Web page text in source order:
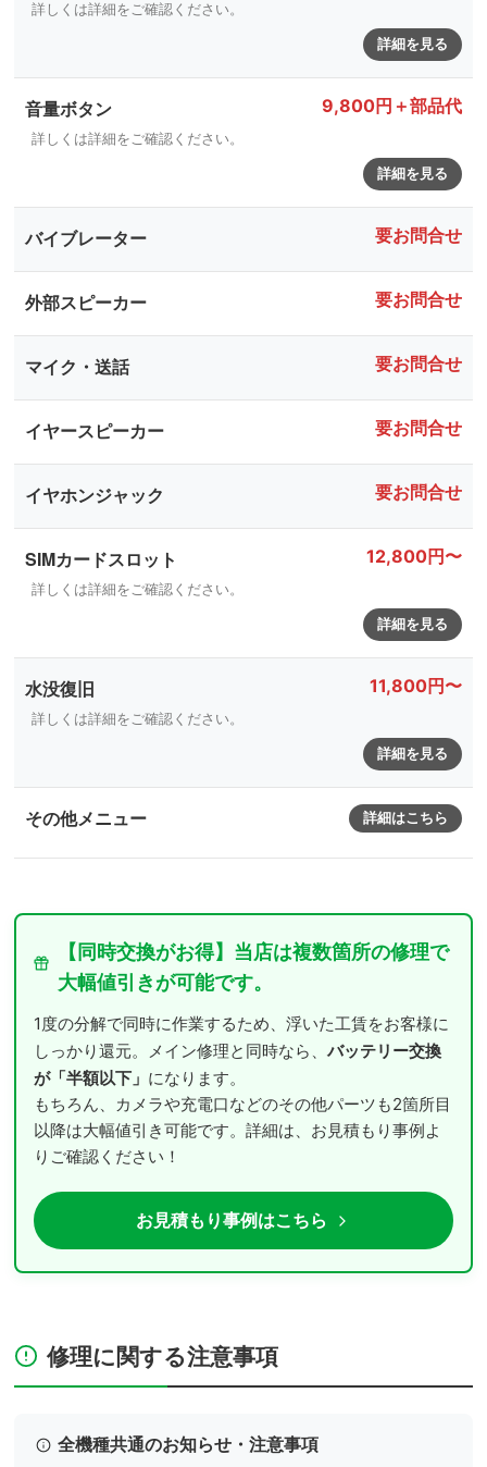
詳しくは詳細をご確認ください。
詳細を見る
音量ボタン 9,800円＋部品代
詳しくは詳細をご確認ください。
詳細を見る
バイブレーター 要お問合せ
外部スピーカー 要お問合せ
マイク・送話 要お問合せ
イヤースピーカー 要お問合せ
イヤホンジャック 要お問合せ
SIMカードスロット 12,800円〜
詳しくは詳細をご確認ください。
詳細を見る
水没復旧 11,800円〜
詳しくは詳細をご確認ください。
詳細を見る
その他メニュー 詳細はこちら
【同時交換がお得】当店は複数箇所の修理で
大幅値引きが可能です。
1度の分解で同時に作業するため、浮いた工賃をお客様に
しっかり還元。メイン修理と同時なら、 バッテリー交換
が「半額以下」 になります。
もちろん、カメラや充電口などのその他パーツも2箇所目
以降は大幅値引き可能です。詳細は、お見積もり事例よ
りご確認ください！
お見積もり事例はこちら
修理に関する注意事項
全機種共通のお知らせ・注意事項